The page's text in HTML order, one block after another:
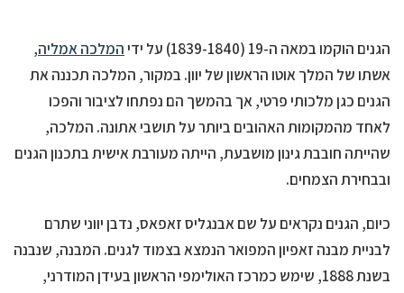
הגנים הוקמו במאה ה-19 (1839-1840) על ידי המלכה אמליה,
אשתו של המלך אוטו הראשון של יוון. במקור, המלכה תכננה את
הגנים כגן מלכותי פרטי, אך בהמשך הם נפתחו לציבור והפכו
לאחד מהמקומות האהובים ביותר על תושבי אתונה. המלכה,
שהייתה חובבת גינון מושבעת, הייתה מעורבת אישית בתכנון הגנים
ובבחירת הצמחים.
כיום, הגנים נקראים על שם אבנגליס זאפאס, נדבן יווני שתרם
לבניית מבנה זאפיון המפואר הנמצא בצמוד לגנים. המבנה, שנבנה
בשנת 1888, שימש כמרכז האולימפי הראשון בעידן המודרני,